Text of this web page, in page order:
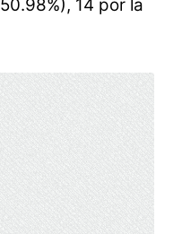
14 por la